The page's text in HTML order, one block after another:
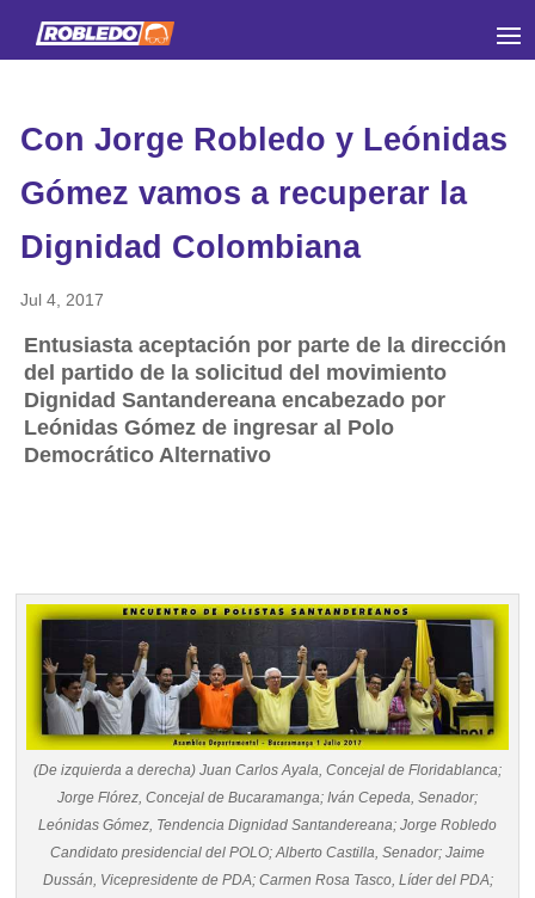
Con Jorge Robledo y Leónidas
Gómez vamos a recuperar la
Dignidad Colombiana
Jul 4, 2017
Entusiasta aceptación por parte de la dirección
del partido de la solicitud del movimiento
Dignidad Santandereana encabezado por
Leónidas Gómez de ingresar al Polo
Democrático Alternativo
(De izquierda a derecha) Juan Carlos Ayala, Concejal de Floridablanca;
Jorge Flórez, Concejal de Bucaramanga; Iván Cepeda, Senador;
Leónidas Gómez, Tendencia Dignidad Santandereana; Jorge Robledo
Candidato presidencial del POLO; Alberto Castilla, Senador; Jaime
Dussán, Vicepresidente de PDA; Carmen Rosa Tasco, Líder del PDA;